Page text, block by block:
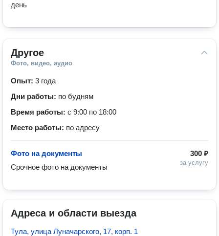
день
Другое
Фото, видео, аудио
Опыт: 3 года
Дни работы: по будням
Время работы: с 9:00 по 18:00
Место работы: по адресу
300 ₽
за услугу
Фото на документы
Срочное фото на документы
Адреса и области выезда
Тула, улица Луначарского, 17, корп. 1